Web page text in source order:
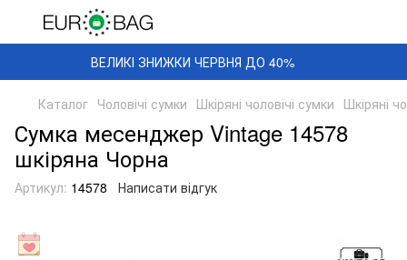
ВЕЛИКІ ЗНИЖКИ ЧЕРВНЯ ДО 40%
Каталог Чоловічі сумки Шкіряні чоловічі сумки Шкіряні
Сумка месенджер Vintage 14578
шкіряна Чорна
Артикул: 14578 Написати відгук